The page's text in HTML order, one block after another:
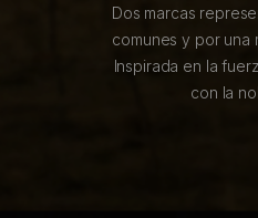
Dos marcas
comunes y por una
Inspirada en la
con la